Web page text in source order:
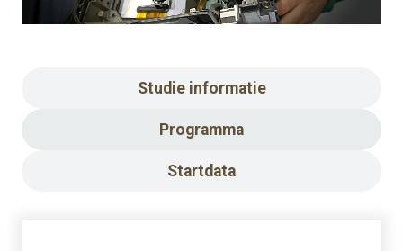
Studie informatie
Programma
Startdata